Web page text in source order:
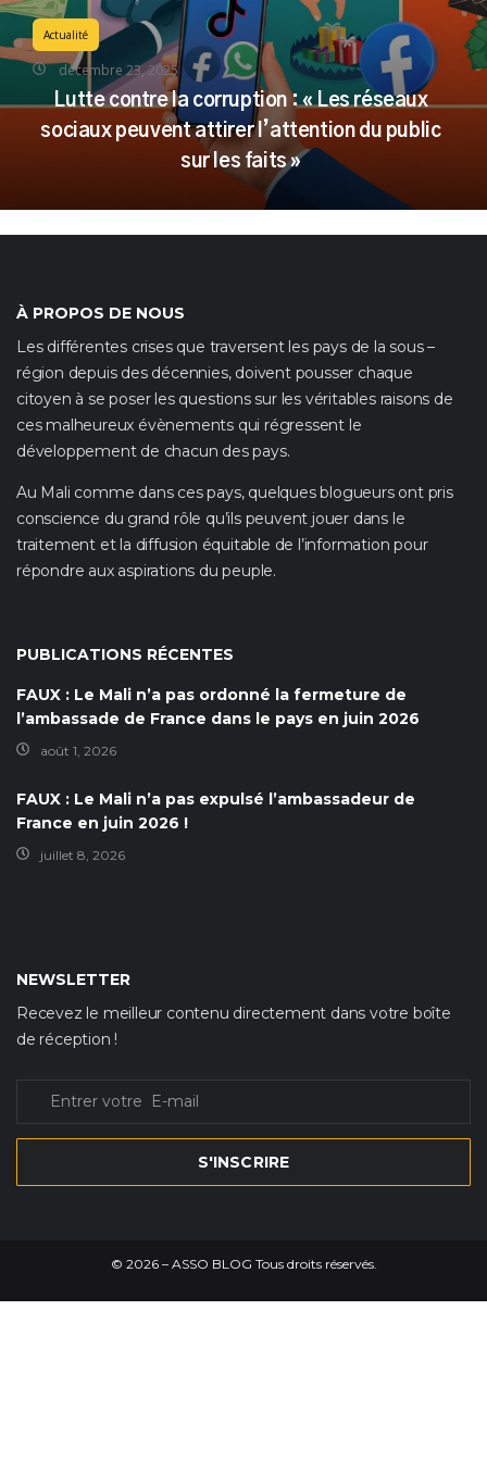
Actualité
décembre 23, 2025
Lutte contre la corruption : « Les réseaux
sociaux peuvent attirer l’attention du public
sur les faits »
À PROPOS DE NOUS
Les différentes crises que traversent les pays de la sous –
région depuis des décennies, doivent pousser chaque
citoyen à se poser les questions sur les véritables raisons de
ces malheureux évènements qui régressent le
développement de chacun des pays.
Au Mali comme dans ces pays, quelques blogueurs ont pris
conscience du grand rôle qu’ils peuvent jouer dans le
traitement et la diffusion équitable de l’information pour
répondre aux aspirations du peuple.
PUBLICATIONS RÉCENTES
FAUX : Le Mali n’a pas ordonné la fermeture de
l’ambassade de France dans le pays en juin 2026
août 1, 2026
FAUX : Le Mali n’a pas expulsé l’ambassadeur de
France en juin 2026 !
juillet 8, 2026
NEWSLETTER
Recevez le meilleur contenu directement dans votre boîte
de réception !
S'INSCRIRE
© 2026– ASSO BLOG Tous droits réservés.